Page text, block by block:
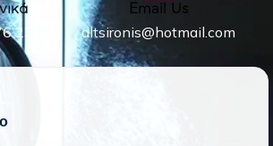
23 29
Email Us
dltsironis@hotmail.com